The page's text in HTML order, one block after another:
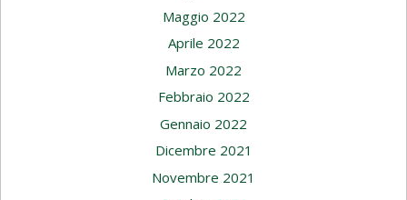
Maggio 2022
Aprile 2022
Marzo 2022
Febbraio 2022
Gennaio 2022
Dicembre 2021
Novembre 2021